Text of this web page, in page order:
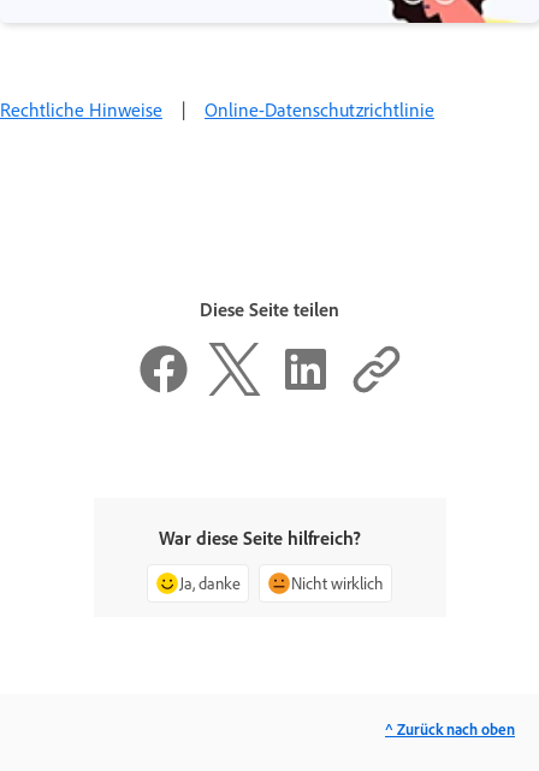
Rechtliche Hinweise | Online-Datenschutzrichtlinie
Diese Seite teilen
War diese Seite hilfreich?
Ja, danke Nicht wirklich
^ Zurück nach oben